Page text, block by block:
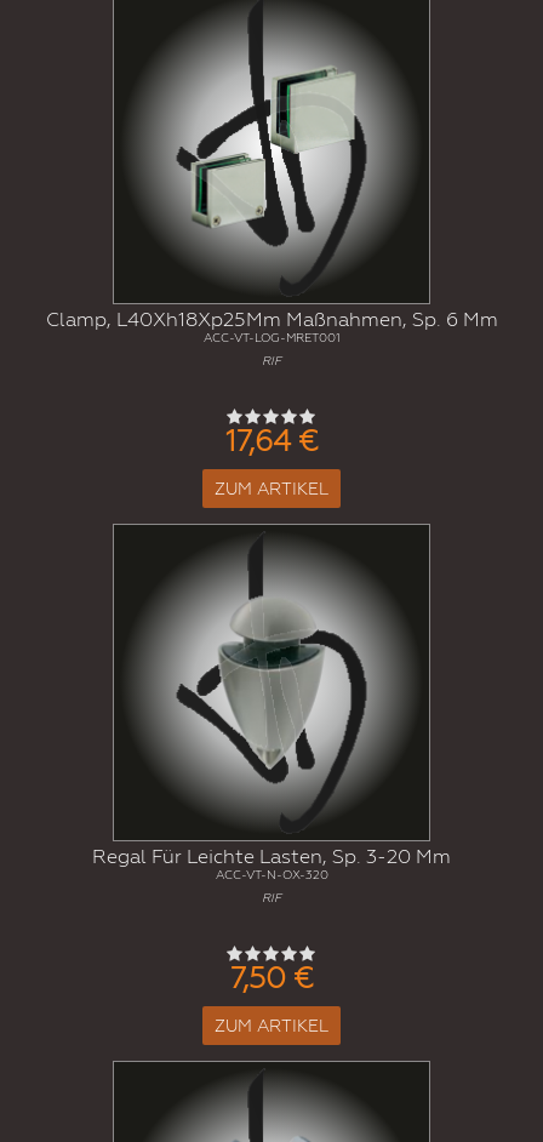
Clamp, L40Xh18Xp25Mm Maßnahmen, Sp. 6 Mm
ACC-VT-LOG-MRET001
RIF
17,64 €
ZUM ARTIKEL
Regal Für Leichte Lasten, Sp. 3-20 Mm
ACC-VT-N-OX-320
RIF
7,50 €
ZUM ARTIKEL